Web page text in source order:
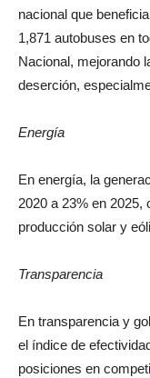
nacional que
1,871 autobuses en
Nacional, mejorando
deserción,
Energía
En energía, la
2020 a 23% en 2025,
producción solar y
Transparencia
En transparencia y
el índice de
posiciones en